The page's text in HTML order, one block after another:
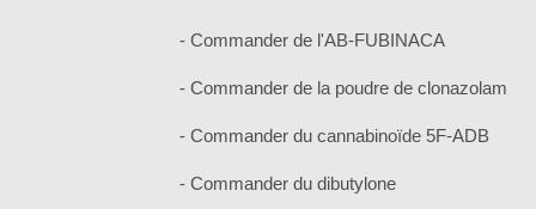
- Commander de l'AB-FUBINACA
- Commander de la poudre de clonazolam
- Commander du cannabinoïde 5F-ADB
- Commander du dibutylone